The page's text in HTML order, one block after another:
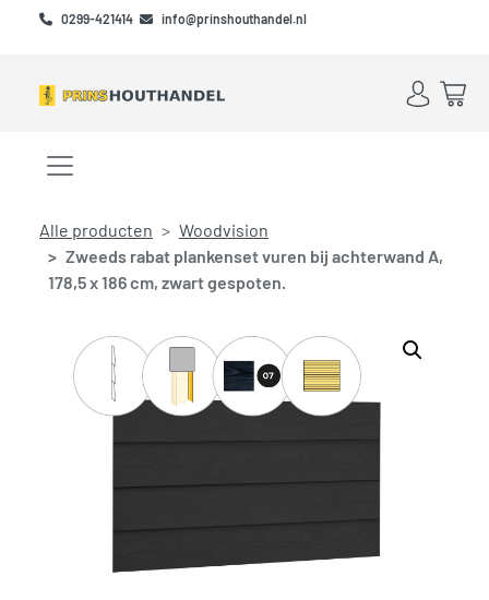
Skip to main content
Skip to footer
0299-421414 info@prinshouthandel.nl
Account
Menu openen/sluiten
Alle producten
Woodvision
Zweeds rabat plankenset vuren bij achterwand A,
178,5 x 186 cm, zwart gespoten.